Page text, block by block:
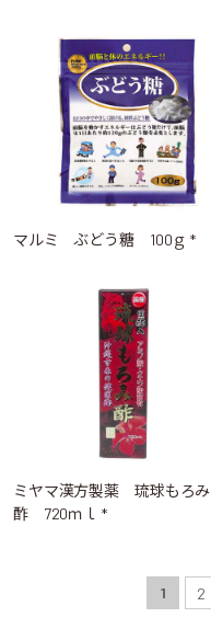
マルミ ぶどう糖 100ｇ *
ミヤマ漢方製薬 琉球もろみ
酢 720ｍｌ *
1 2